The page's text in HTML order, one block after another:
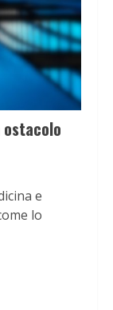
e
lo